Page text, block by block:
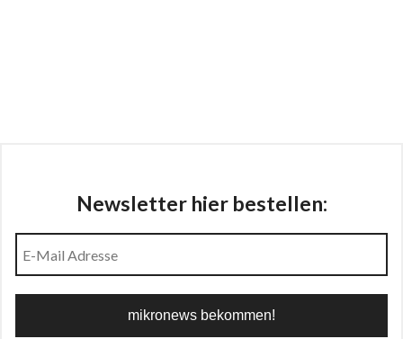
Newsletter hier bestellen: